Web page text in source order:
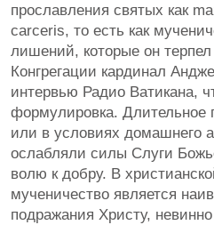
прославления святых как
carceris, то есть как
лишений, которые он
Конгрегации кардинал
интервью Радио Ватикана,
формулировка. Длительное
или в условиях домашнего
ослабляли силы Слуги
волю к добру. В
мученичество является
подражания Христу,